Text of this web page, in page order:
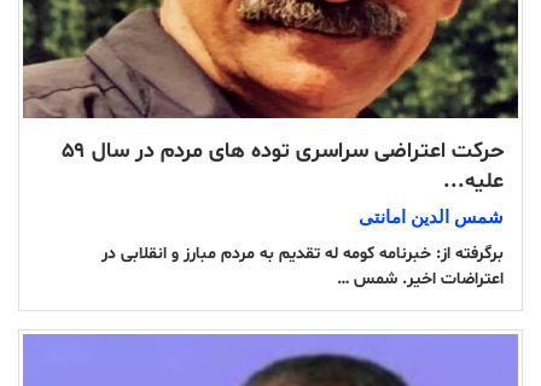
حرکت اعتراضی سراسری توده های مردم در سال ۵۹
علیه...
شمس الدین امانتی
برگرفته از: خبرنامه کومه له تقدیم به مردم مبارز و انقلابی در
اعتراضات اخیر. شمس …